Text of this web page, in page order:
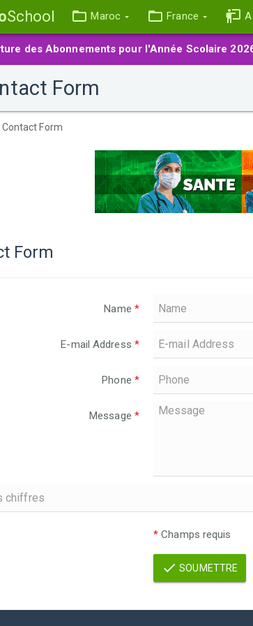
School Maroc France
des Abonnements pour l'Année Scolaire
Form
Contact Form
Form
Name *
E-mail Address *
Phone *
Message *
* Champs requis
SOUMETTRE